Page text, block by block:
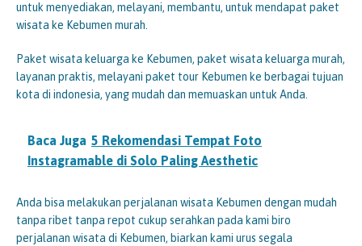
untuk menyediakan, melayani, membantu, untuk mendapat paket
wisata ke Kebumen murah.
Paket wisata keluarga ke Kebumen, paket wisata keluarga murah,
layanan praktis, melayani paket tour Kebumen ke berbagai tujuan
kota di indonesia, yang mudah dan memuaskan untuk Anda.
Baca Juga 5 Rekomendasi Tempat Foto
Instagramable di Solo Paling Aesthetic
Anda bisa melakukan perjalanan wisata Kebumen dengan mudah
tanpa ribet tanpa repot cukup serahkan pada kami biro
perjalanan wisata di Kebumen, biarkan kami urus segala